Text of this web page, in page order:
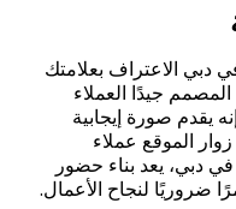
دبي الاعتراف بعلامتك
جيدًا العملاء
يقدم صورة إيجابية
الموقع عملاء
دبي، يعد بناء حضور
ضروريًا لنجاح الأعمال.